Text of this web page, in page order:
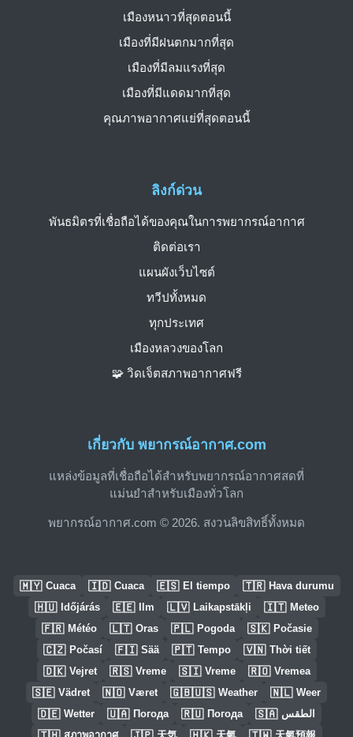
เกี่ยวกับ พยากรณ์อากาศ.com
แหล่งข้อมูลที่เชื่อถือได้สำหรับพยากรณ์อากาศสดที่
แม่นยำสำหรับเมืองทั่วโลก
พยากรณ์อากาศ.com © 2026. สงวนลิขสิทธิ์ทั้งหมด
ลิงก์ด่วน
พันธมิตรที่เชื่อถือได้ของคุณในการพยากรณ์อากาศ
ติดต่อเรา
แผนผังเว็บไซต์
ทวีปทั้งหมด
ทุกประเทศ
เมืองหลวงของโลก
🧩 วิดเจ็ตสภาพอากาศฟรี
เมืองหนาวที่สุดตอนนี้
เมืองที่มีฝนตกมากที่สุด
เมืองที่มีลมแรงที่สุด
เมืองที่มีแดดมากที่สุด
คุณภาพอากาศแย่ที่สุดตอนนี้
🇲🇾 Cuaca 🇮🇩 Cuaca 🇪🇸 El tiempo 🇹🇷 Hava durumu
🇭🇺 Időjárás 🇪🇪 Ilm 🇱🇻 Laikapstākļi 🇮🇹 Meteo
🇫🇷 Météo 🇱🇹 Oras 🇵🇱 Pogoda 🇸🇰 Počasie
🇨🇿 Počasí 🇫🇮 Sää 🇵🇹 Tempo 🇻🇳 Thời tiết
🇩🇰 Vejret 🇷🇸 Vreme 🇸🇮 Vreme 🇷🇴 Vremea
🇸🇪 Vädret 🇳🇴 Været 🇬🇧🇺🇸 Weather 🇳🇱 Weer
🇩🇪 Wetter 🇺🇦 Погода 🇷🇺 Погода 🇸🇦 الطقس